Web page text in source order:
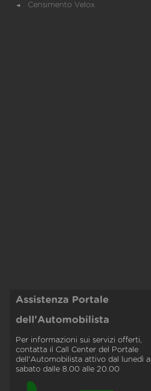
Censimento Velox
Assistenza Portale
dell'Automobilista
Per informazioni sui servizi offerti,
contatta il Call Center del Portale
dell'Automobilista attivo dal lunedì al
sabato dalle 8.00 alle 20.00